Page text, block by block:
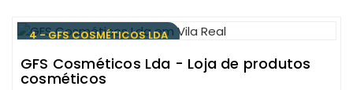
4 - GFS COSMÉTICOS LDA
GFS Cosméticos Lda - Loja de produtos
cosméticos